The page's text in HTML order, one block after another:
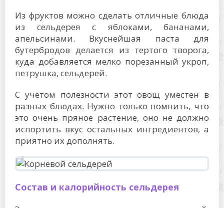
Из фруктов можно сделать отличные блюда
из сельдерея с яблоками, бананами,
апельсинами. Вкуснейшая паста для
бутербродов делается из тертого творога,
куда добавляется мелко порезанный укроп,
петрушка, сельдерей.
С учетом полезности этот овощ уместен в
разных блюдах. Нужно только помнить, что
это очень пряное растение, оно не должно
испортить вкус остальных ингредиентов, а
приятно их дополнять.
Состав и калорийность сельдерея